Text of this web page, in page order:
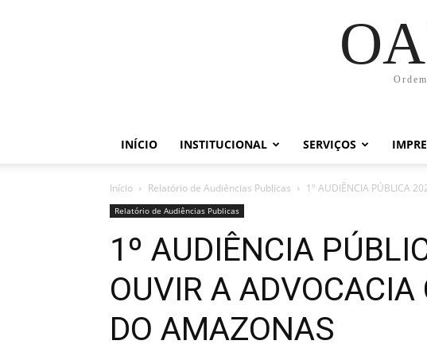
INÍCIO INSTITUCIONAL SERVIÇOS
Início Relatório de Audiências Publicas 1º AUDIÊNCIA PÚBLICA
Relatório de Audiências Publicas
1º AUDIÊNCIA
OUVIR A
DO AMAZONAS